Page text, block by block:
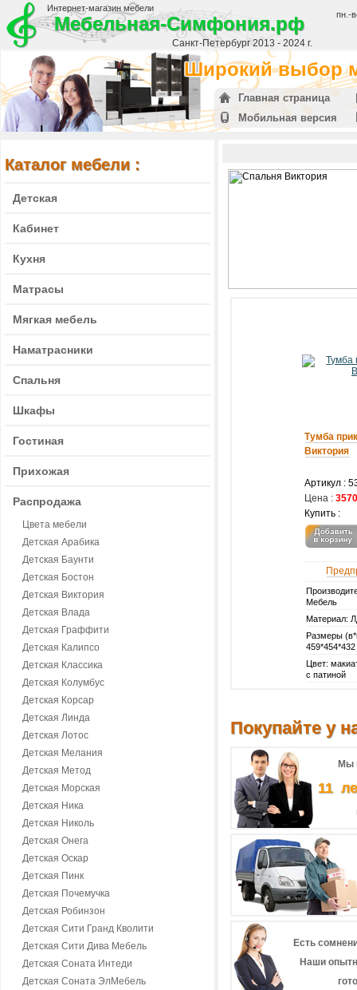
Интернет-магазин мебели
Мебельная-Симфония.рф
Санкт-Петербург 2013 - 2024 г.
пн.-
Широкий выбор
Главная страница
Мобильная версия
Каталог мебели :
Детская
Кабинет
Кухня
Матрасы
Мягкая мебель
Наматрасники
Спальня
Шкафы
Гостиная
Прихожая
Распродажа
Цвета мебели
Детская Арабика
Детская Баунти
Детская Бостон
Детская Виктория
Детская Влада
Детская Граффити
Детская Калипсо
Детская Классика
Детская Колумбус
Детская Корсар
Детская Линда
Детская Лотос
Детская Мелания
Детская Метод
Детская Морская
Детская Ника
Детская Николь
Детская Онега
Детская Оскар
Детская Пинк
Детская Почемучка
Детская Робинзон
Детская Сити Гранд Кволити
Детская Сити Дива Мебель
Детская Соната Интеди
Детская Соната ЭлМебель
Тумба
Виктория
Артикул :
Цена :
Купить :
Мебель
Материал:
Размеры
459*454*432
Цвет:
с патиной
Покупайте у
Мы
11
Есть
Наши